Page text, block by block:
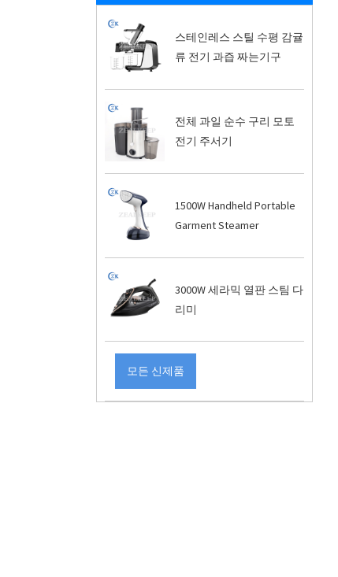
스테인레스 스틸 수평 감귤
류 전기 과즙 짜는기구
전체 과일 순수 구리 모토
전기 주서기
1500W Handheld Portable
Garment Steamer
3000W 세라믹 열판 스팀 다
리미
모든 신제품